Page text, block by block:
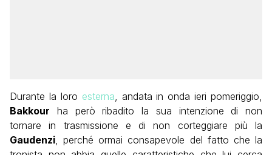
Durante la loro esterna , andata in onda ieri pomeriggio,
Bakkour ha però ribadito la sua intenzione di non
tornare in trasmissione e di non corteggiare più la
Gaudenzi , perché ormai consapevole del fatto che la